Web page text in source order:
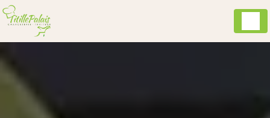
Panneau de gestion des cookies